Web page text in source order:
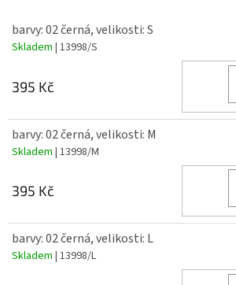
barvy: 02 černá, velikosti: S
Skladem | 13998/S
395 Kč
barvy: 02 černá, velikosti: M
Skladem | 13998/M
395 Kč
barvy: 02 černá, velikosti: L
Skladem | 13998/L